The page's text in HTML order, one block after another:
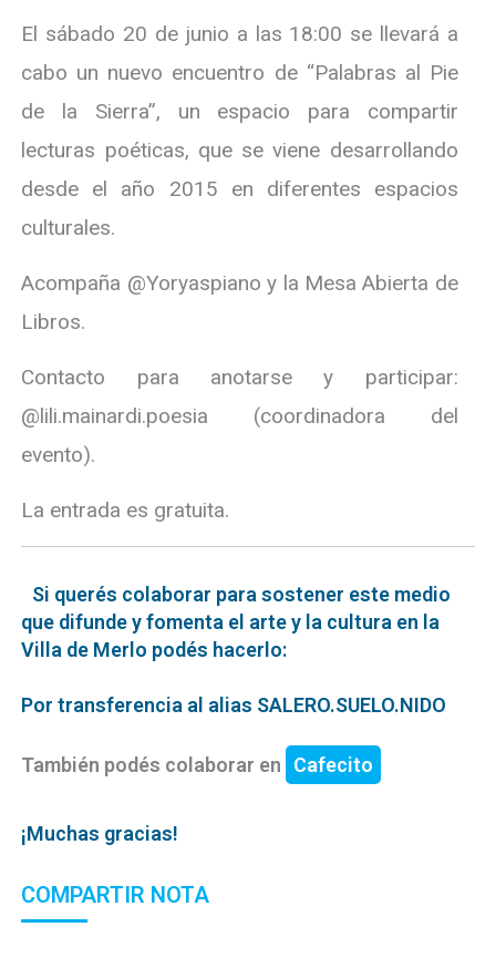
El sábado 20 de junio a las 18:00 se llevará a
cabo un nuevo encuentro de “Palabras al Pie
de la Sierra”, un espacio para compartir
lecturas poéticas, que se viene desarrollando
desde el año 2015 en diferentes espacios
culturales.
Acompaña @Yoryaspiano y la Mesa Abierta de
Libros.
Contacto para anotarse y participar:
@lili.mainardi.poesia (coordinadora del
evento).
La entrada es gratuita.
Si querés colaborar para sostener este medio
que difunde y fomenta el arte y la cultura en la
Villa de Merlo podés hacerlo:
Por transferencia al alias SALERO.SUELO.NIDO
También podés colaborar en Cafecito
¡Muchas gracias!
COMPARTIR NOTA